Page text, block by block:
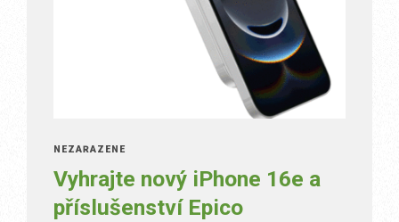
NEZAŘAZENÉ
Vyhrajte nový iPhone 16e a
příslušenství Epico